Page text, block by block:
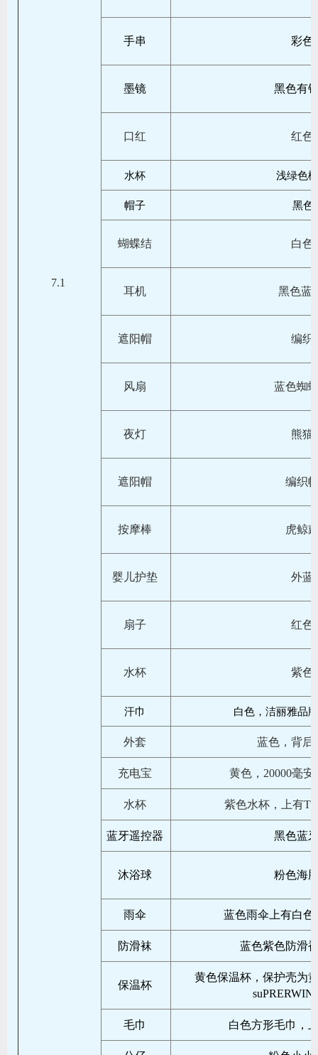
7.1
手串 彩色
墨镜 黑色有
口红 红色
水杯 浅绿色
帽子 黑色
蝴蝶结 白色
耳机 黑色蓝
遮阳帽 编织
风扇 蓝色蜘
夜灯 熊猫
遮阳帽 编织
按摩棒 虎鲸
婴儿护垫 外蓝
扇子 红色
水杯 紫色
汗巾 白色，洁丽雅品
外套 蓝色，背后
充电宝 黄色，20000毫安
水杯 紫色水杯，上有
蓝牙遥控器 黑色蓝
沐浴球 粉色海
雨伞 蓝色雨伞上有白色
防滑袜 蓝色紫色防滑
保温杯
黄色保温杯，保护壳为
毛巾 白色方形毛巾，